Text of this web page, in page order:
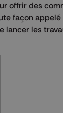
offrir des
façon
lancer les